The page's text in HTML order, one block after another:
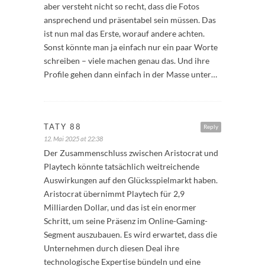
aber versteht nicht so recht, dass die Fotos
ansprechend und präsentabel sein müssen. Das
ist nun mal das Erste, worauf andere achten.
Sonst könnte man ja einfach nur ein paar Worte
schreiben – viele machen genau das. Und ihre
Profile gehen dann einfach in der Masse unter…
Reply
TATY 88
12. Mai 2025 at 22:38
Der Zusammenschluss zwischen Aristocrat und
Playtech könnte tatsächlich weitreichende
Auswirkungen auf den Glücksspielmarkt haben.
Aristocrat übernimmt Playtech für 2,9
Milliarden Dollar, und das ist ein enormer
Schritt, um seine Präsenz im Online-Gaming-
Segment auszubauen. Es wird erwartet, dass die
Unternehmen durch diesen Deal ihre
technologische Expertise bündeln und eine